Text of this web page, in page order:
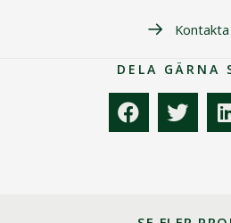
DELA GÄRNA